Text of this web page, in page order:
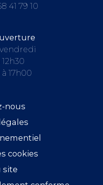
41 79 10
17h00
nous
cookies
site